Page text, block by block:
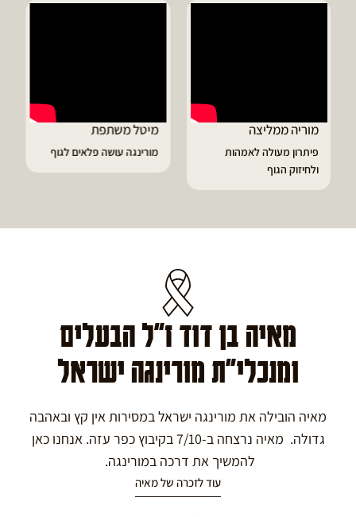
מוריה ממליצה
פיתרון מעולה לאמהות
ולחיזוק הגוף
מיטל משתפת
מורינגה עושה פלאים לגוף
מאיה בן דוד ז"ל הבעלים
ומנכלי"ת מורינגה ישראל
מאיה הובילה את מורינגה ישראל במסירות אין קץ ובאהבה
גדולה. מאיה נרצחה ב-7/10 בקיבוץ כפר עזה. אנחנו כאן
להמשיך את דרכה במורינגה.
עוד לזכרה של מאיה